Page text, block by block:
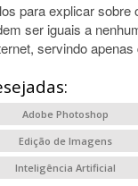
para explicar sobre
ser iguais a
servindo
Adobe Photoshop
Edição de Imagens
Inteligência Artificial